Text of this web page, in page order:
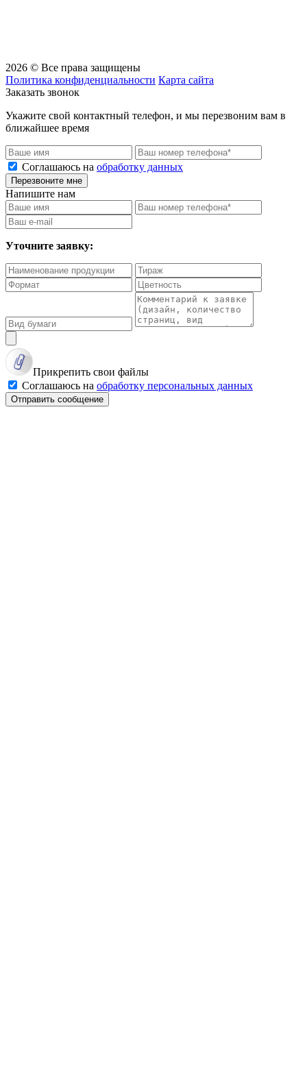
2026 © Все права защищены
Политика конфиденциальности Карта сайта
Заказать звонок
Укажите свой контактный телефон, и мы перезвоним вам в
ближайшее время
Соглашаюсь на обработку данных
Перезвоните мне
Напишите нам
Уточните заявку:
Прикрепить свои файлы
Соглашаюсь на обработку персональных данных
Отправить сообщение